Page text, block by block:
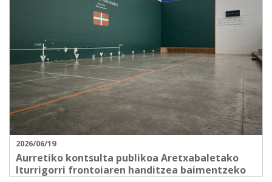
2026/06/19
Aurretiko kontsulta publikoa Aretxabaletako
Iturrigorri frontoiaren handitzea baimentzeko